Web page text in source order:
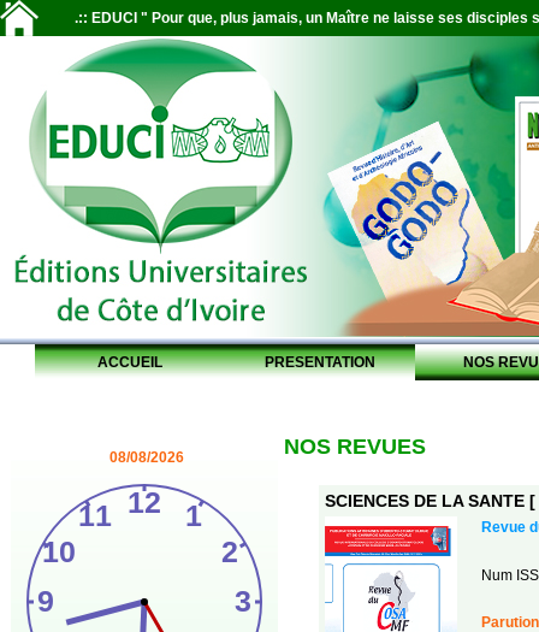
.:: EDUCI " Pour que, plus jamais, un Maître ne laisse ses disciples
ACCUEIL PRESENTATION NOS
08/08/2026 NOS REVUES
SCIENCES DE LA SANTE
Revue
Num